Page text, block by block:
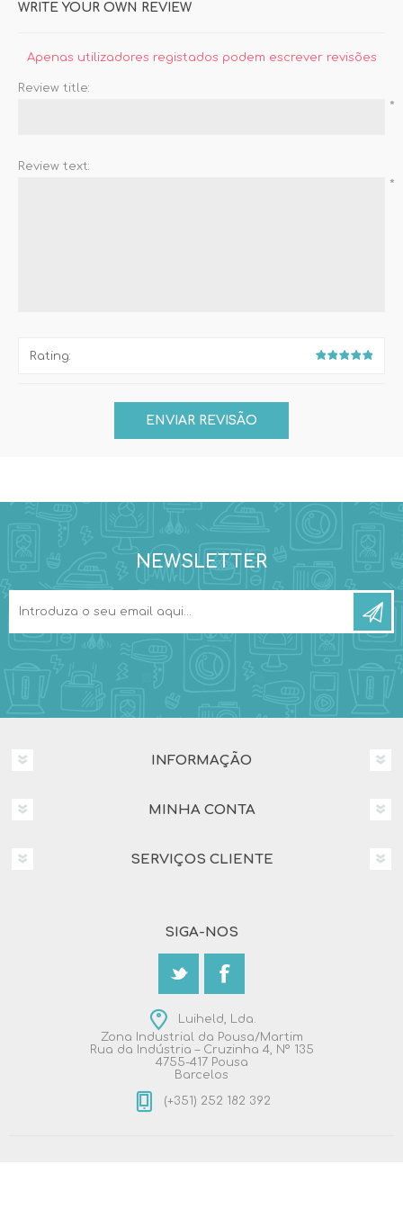
WRITE YOUR OWN REVIEW
Apenas utilizadores registados podem escrever revisões
Review title:
*
Review text:
*
Rating:
NEWSLETTER
INFORMAÇÃO
MINHA CONTA
SERVIÇOS CLIENTE
SIGA-NOS
Luiheld, Lda.
Zona Industrial da Pousa/Martim
Rua da Indústria – Cruzinha 4, Nº 135
4755-417 Pousa
Barcelos
(+351) 252 182 392